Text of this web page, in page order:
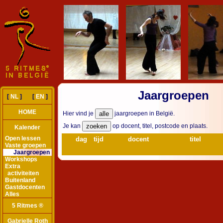
[ NL ] [ EN ]
HOME
Kalender
Open lessen
Vaste groepen
Jaargroepen
Workshops
Extra
activiteiten
Buitenland
Gastdocenten
Alles
5 Ritmes ®
Gabrielle Roth
Jaargroepen
Hier vind je
jaargroepen in België.
Je kan
op docent, titel, postcode en plaats.
dag tijd docent titel